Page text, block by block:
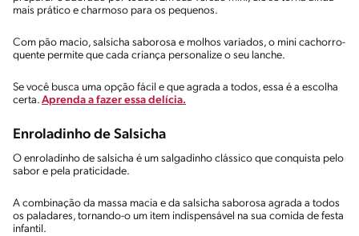
mais prático e charmoso para os pequenos.
Com pão macio, salsicha saborosa e molhos variados, o mini cachorro-
quente permite que cada criança personalize o seu lanche.
Se você busca uma opção fácil e que agrada a todos, essa é a escolha
certa. Aprenda a fazer essa delícia.
Enroladinho de Salsicha
O enroladinho de salsicha é um salgadinho clássico que conquista pelo
sabor e pela praticidade.
A combinação da massa macia e da salsicha saborosa agrada a todos
os paladares, tornando-o um item indispensável na sua comida de festa
infantil.